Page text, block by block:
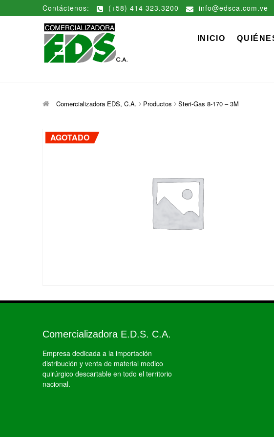
Contáctenos: (+58) 414 323.3200 info@edsca.com.ve
INICIO
Comercializadora EDS, C.A. Productos Steri-Gas 8-170 – 3M
AGOTADO
Comercializadora E.D.S. C.A.
Empresa dedicada a la importación
distribución y venta de material medico
quirúrgico descartable en todo el territorio
nacional.